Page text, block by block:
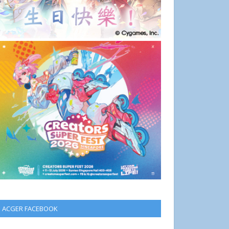
ACGER FACEBOOK